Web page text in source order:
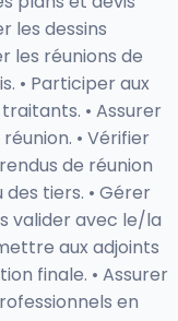
les dessins
les réunions de
• Participer aux
• Assurer
• Vérifier
de réunion
tiers. • Gérer
valider avec le/la
aux adjoints
finale. • Assurer
en